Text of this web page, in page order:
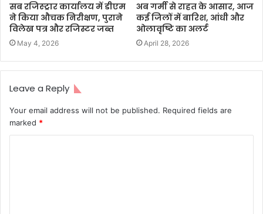
सब रजिस्ट्रार कार्यालय में डीएम
ने किया औचक निरीक्षण, पुराने
विलेख पत्र और रजिस्टर जब्त
May 4, 2026
अब गर्मी से राहत के आसार, आज
कई जिलों में बारिश, आंधी और
ओलावृष्टि का अलर्ट
April 28, 2026
Leave a Reply
Your email address will not be published. Required fields are
marked *